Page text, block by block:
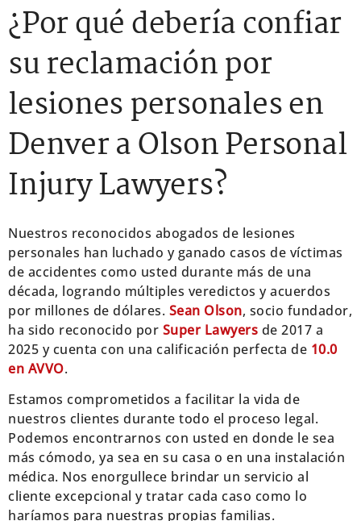
¿Por qué debería confiar
su reclamación por
lesiones personales en
Denver a Olson Personal
Injury Lawyers?
Nuestros reconocidos abogados de lesiones
personales han luchado y ganado casos de víctimas
de accidentes como usted durante más de una
década, logrando múltiples veredictos y acuerdos
por millones de dólares. Sean Olson, socio fundador,
ha sido reconocido por Super Lawyers de 2017 a
2025 y cuenta con una calificación perfecta de 10.0
en AVVO.
Estamos comprometidos a facilitar la vida de
nuestros clientes durante todo el proceso legal.
Podemos encontrarnos con usted en donde le sea
más cómodo, ya sea en su casa o en una instalación
médica. Nos enorgullece brindar un servicio al
cliente excepcional y tratar cada caso como lo
haríamos para nuestras propias familias.